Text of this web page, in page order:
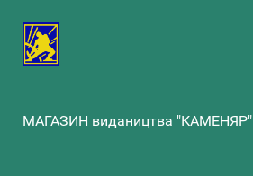
МАГАЗИН видаництва "КАМЕНЯР"